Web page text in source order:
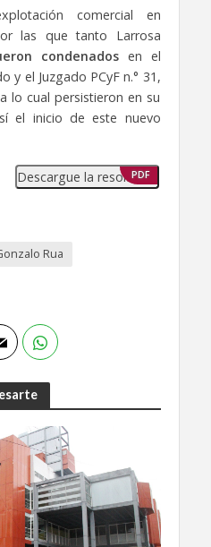
comercial en
las que tanto Larrosa
condenadosen el
y el Juzgado PCyF n.° 31,
lo cual persistieron en su
el inicio de este nuevo
Descargue la resolución
PDF
Rua